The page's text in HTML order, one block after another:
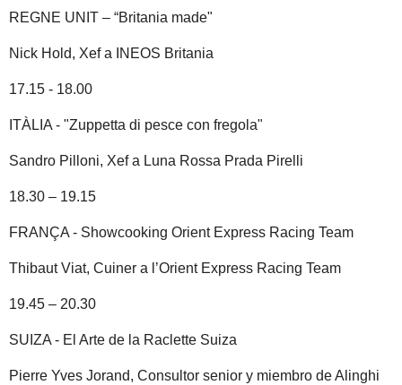
REGNE UNIT – “Britania made"
Nick Hold, Xef a INEOS Britania
17.15 - 18.00
ITÀLIA - "Zuppetta di pesce con fregola"
Sandro Pilloni, Xef a Luna Rossa Prada Pirelli
18.30 – 19.15
FRANÇA - Showcooking Orient Express Racing Team
Thibaut Viat, Cuiner a l’Orient Express Racing Team
19.45 – 20.30
SUIZA - El Arte de la Raclette Suiza
Pierre Yves Jorand, Consultor senior y miembro de Alinghi